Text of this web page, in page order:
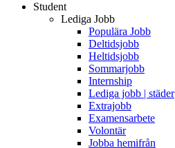
Student
Lediga Jobb
Populära Jobb
Deltidsjobb
Heltidsjobb
Sommarjobb
Internship
Lediga jobb | städer
Extrajobb
Examensarbete
Volontär
Jobba hemifrån